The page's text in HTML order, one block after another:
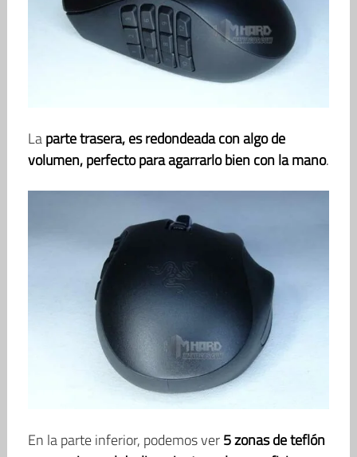
Laparte trasera, es redondeada con algo de
volumen, perfecto para agarrarlo bien con la mano.
En la parte inferior, podemos ver5 zonas de teflón